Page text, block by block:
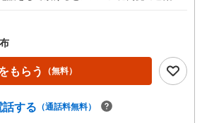
など、ご相談くださいませ。ご希望があれ
客様の希望に合わせた物件などもご案内を
住まい探しが初めての方へのフォロー体制
す■『何から始めて良いかわからない？』と
も、お気軽にお越しください！▽現時点の未
の「安心」を守り続けます。皆様のご来
もらう （無料）
話する （通話料無料）